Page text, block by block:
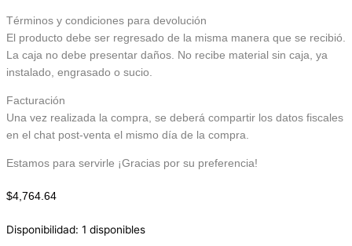
Términos y condiciones para devolución
El producto debe ser regresado de la misma manera que se recibió.
La caja no debe presentar daños. No recibe material sin caja, ya
instalado, engrasado o sucio.
Facturación
Una vez realizada la compra, se deberá compartir los datos fiscales
en el chat post-venta el mismo día de la compra.
Estamos para servirle ¡Gracias por su preferencia!
$4,764.64
Disponibilidad: 1 disponibles